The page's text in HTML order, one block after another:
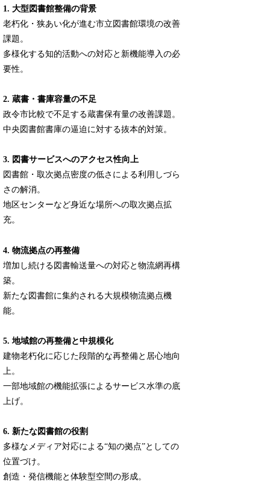
1. 大型図書館整備の背景
老朽化・狭あい化が進む市立図書館環境の改善
課題。
多様化する知的活動への対応と新機能導入の必
要性。
2. 蔵書・書庫容量の不足
政令市比較で不足する蔵書保有量の改善課題。
中央図書館書庫の逼迫に対する抜本的対策。
3. 図書サービスへのアクセス性向上
図書館・取次拠点密度の低さによる利用しづら
さの解消。
地区センターなど身近な場所への取次拠点拡
充。
4. 物流拠点の再整備
増加し続ける図書輸送量への対応と物流網再構
築。
新たな図書館に集約される大規模物流拠点機
能。
5. 地域館の再整備と中規模化
建物老朽化に応じた段階的な再整備と居心地向
上。
一部地域館の機能拡張によるサービス水準の底
上げ。
6. 新たな図書館の役割
多様なメディア対応による“知の拠点”としての
位置づけ。
創造・発信機能と体験型空間の形成。